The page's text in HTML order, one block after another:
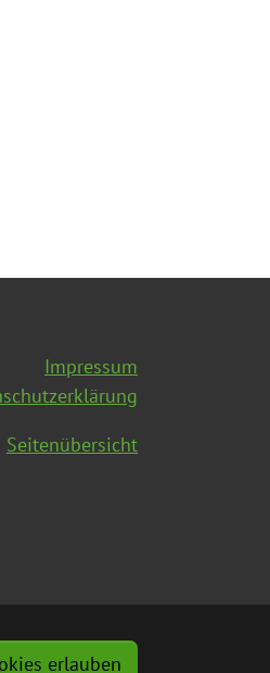
erlauben
Impressum
Seitenübersicht